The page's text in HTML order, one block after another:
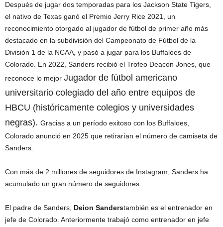
Después de jugar dos temporadas para los Jackson State Tigers,
el nativo de Texas ganó el Premio Jerry Rice 2021, un
reconocimiento otorgado al jugador de fútbol de primer año más
destacado en la subdivisión del Campeonato de Fútbol de la
División 1 de la NCAA, y pasó a jugar para los Buffaloes de
Colorado. En 2022, Sanders recibió el Trofeo Deacon Jones, que
reconoce lo mejor Jugador de fútbol americano
universitario colegiado del año entre equipos de
HBCU (históricamente colegios y universidades
negras). Gracias a un período exitoso con los Buffaloes,
Colorado anunció en 2025 que retirarían el número de camiseta de
Sanders.
Con más de 2 millones de seguidores de Instagram, Sanders ha
acumulado un gran número de seguidores.
El padre de Sanders, Deion Sanderstambién es el entrenador en
jefe de Colorado. Anteriormente trabajó como entrenador en jefe